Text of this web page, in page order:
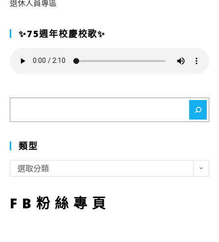
退休人員專區
✨75週年校慶校歌✨
類型
型
選取分類
FB粉絲專頁